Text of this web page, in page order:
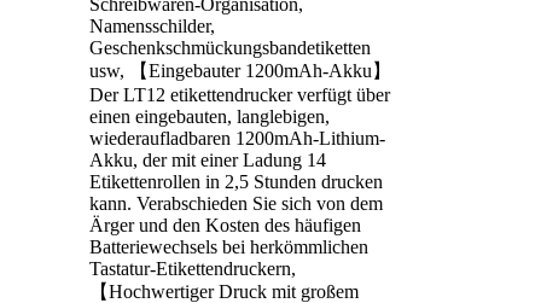
Namensschilder,
Geschenkschmückungsbandetiketten
usw, 【Eingebauter 1200mAh-Akku】
Der LT12 etikettendrucker verfügt über
einen eingebauten, langlebigen,
wiederaufladbaren 1200mAh-Lithium-
Akku, der mit einer Ladung 14
Etikettenrollen in 2,5 Stunden drucken
kann. Verabschieden Sie sich von dem
Ärger und den Kosten des häufigen
Batteriewechsels bei herkömmlichen
Tastatur-Etikettendruckern,
【Hochwertiger Druck mit großem